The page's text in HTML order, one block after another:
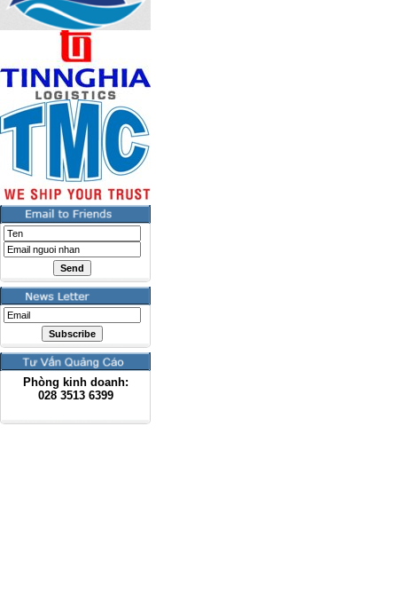
Phòng kinh doanh:
028 3513 6399